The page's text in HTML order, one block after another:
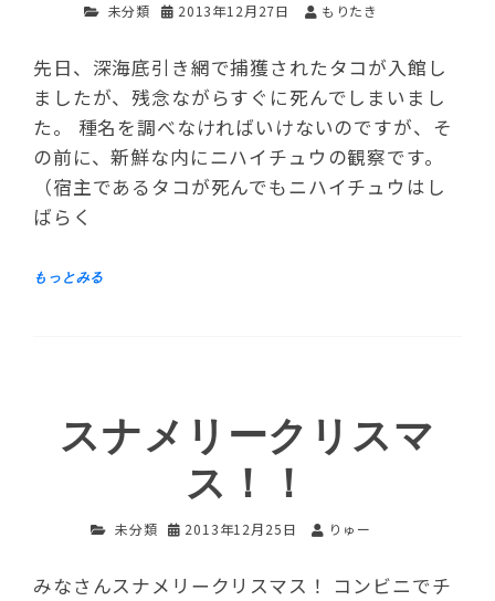
未分類 2013年12月27日 もりたき
先日、深海底引き網で捕獲されたタコが入館し
ましたが、残念ながらすぐに死んでしまいまし
た。 種名を調べなければいけないのですが、そ
の前に、新鮮な内にニハイチュウの観察です。
（宿主であるタコが死んでもニハイチュウはし
ばらく
スナメリークリスマ
ス！！
未分類 2013年12月25日 りゅー
みなさんスナメリークリスマス！ コンビニでチ